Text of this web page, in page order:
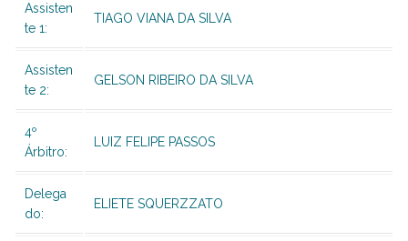
Assisten
te 1:
TIAGO VIANA DA SILVA
Assisten
te 2:
GELSON RIBEIRO DA SILVA
4º
Árbitro:
LUIZ FELIPE PASSOS
Delega
do:
ELIETE SQUERZZATO